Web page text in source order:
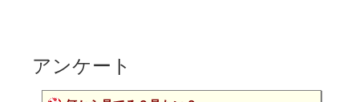
アンケート